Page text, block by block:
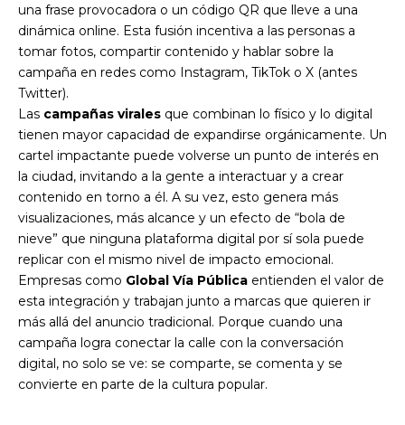
una frase provocadora o un código QR que lleve a una
dinámica online. Esta fusión incentiva a las personas a
tomar fotos, compartir contenido y hablar sobre la
campaña en redes como Instagram, TikTok o X (antes
Twitter).
Las campañas virales que combinan lo físico y lo digital
tienen mayor capacidad de expandirse orgánicamente. Un
cartel impactante puede volverse un punto de interés en
la ciudad, invitando a la gente a interactuar y a crear
contenido en torno a él. A su vez, esto genera más
visualizaciones, más alcance y un efecto de “bola de
nieve” que ninguna plataforma digital por sí sola puede
replicar con el mismo nivel de impacto emocional.
Empresas como Global Vía Pública entienden el valor de
esta integración y trabajan junto a marcas que quieren ir
más allá del anuncio tradicional. Porque cuando una
campaña logra conectar la calle con la conversación
digital, no solo se ve: se comparte, se comenta y se
convierte en parte de la cultura popular.